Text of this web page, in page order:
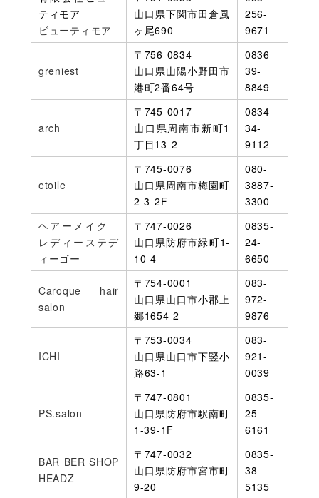
ティモア
ビューティモア
山口県下関市田倉風
ヶ尾690
256-
9671
greniest
〒756-0834
山口県山陽小野田市
港町2番64号
0836-
39-
8849
arch
〒745-0017
山口県周南市新町1
丁目13-2
0834-
34-
9112
etoile
〒745-0076
山口県周南市梅園町
2-3-2F
080-
3887-
3300
ヘアーメイク
レディーステデ
ィーゴー
〒747-0026
山口県防府市緑町1-
10-4
0835-
24-
6650
Caroque hair
salon
〒754-0001
山口県山口市小郡上
郷1654-2
083-
972-
9876
ICHI
〒753-0034
山口県山口市下竪小
路63-1
083-
921-
0039
PS.salon
〒747-0801
山口県防府市駅南町
1-39-1F
0835-
25-
6161
BAR BER SHOP
HEADZ
〒747-0032
山口県防府市宮市町
9-20
0835-
38-
5135